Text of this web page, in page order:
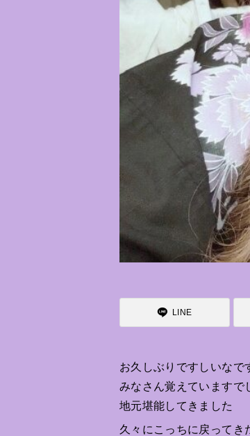
LINE
お久しぶりですしいなで
みなさん覚えていますで
地元堪能してきました
久々にこっちに戻ってき